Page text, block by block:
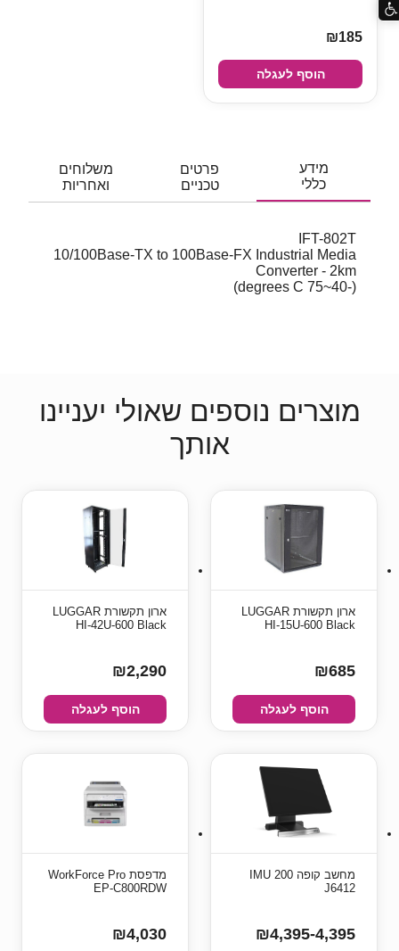
₪185
הוסף לעגלה
מידע
כללי
פרטים
טכניים
משלוחים
ואחריות
IFT-802T
10/100Base-TX to 100Base-FX Industrial Media
Converter - 2km
(-40~75 degrees C)
מוצרים נוספים שאולי יעניינו
אותך
ארון תקשורת LUGGAR
HI-15U-600 Black
₪685
הוסף לעגלה
ארון תקשורת LUGGAR
HI-42U-600 Black
₪2,290
הוסף לעגלה
מחשב קופה IMU 200
J6412
₪4,395-4,395
מדפסת ‏WorkForce Pro
EP-C800RDW
₪4,030